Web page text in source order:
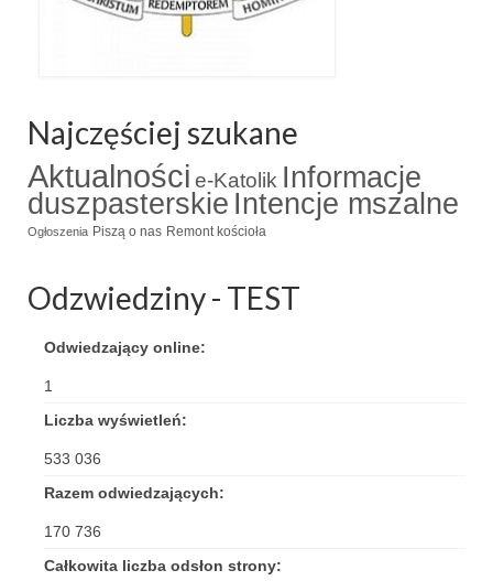
100 lecie Niepodległości
Triduum Św. St. Kostka 2018
Narodowy Dzień Pamięci “Żołnierzy
Wyklętych” 2018
Galerie 2017
Kancelaria
Zaprzyjaźnione strony
Najczęściej szukane
Aktualności e-Katolik Informacje
duszpasterskie Intencje mszalne
Ogłoszenia Piszą o nas Remont kościoła
Odzwiedziny - TEST
Odwiedzający online:
1
Liczba wyświetleń:
533 036
Razem odwiedzających:
170 736
Całkowita liczba odsłon strony: